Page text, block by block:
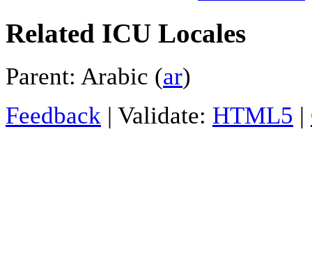
Related ICU Locales
Parent: Arabic (ar)
Feedback | Validate: HTML5 |